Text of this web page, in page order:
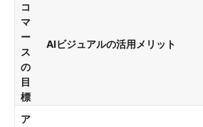
コ
マ
ー
ス
の
目
標
AIビジュアルの活用メリット
ア